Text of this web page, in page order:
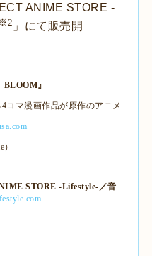
ANIME STORE -
※ 2 」にて 販売開
BLOOM 』
4コマ漫画作品が原作のアニメ
）
STORE -Lifestyle- ／音